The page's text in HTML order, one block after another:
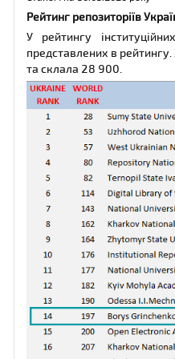
Рейтинг репозиторіїв
У рейтингу
представлених в
та склала 28 900.